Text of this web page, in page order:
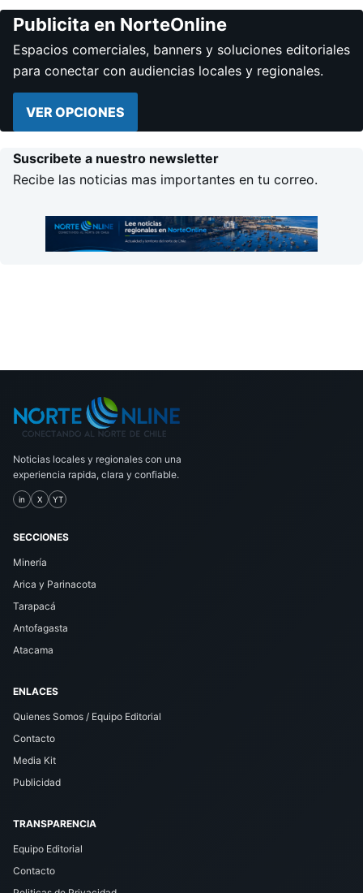
Publicita en NorteOnline
Espacios comerciales, banners y soluciones editoriales
para conectar con audiencias locales y regionales.
VER OPCIONES
Suscribete a nuestro newsletter
Recibe las noticias mas importantes en tu correo.
Noticias locales y regionales con una
experiencia rapida, clara y confiable.
in X YT
SECCIONES
Minería
Arica y Parinacota
Tarapacá
Antofagasta
Atacama
ENLACES
Quienes Somos / Equipo Editorial
Contacto
Media Kit
Publicidad
TRANSPARENCIA
Equipo Editorial
Contacto